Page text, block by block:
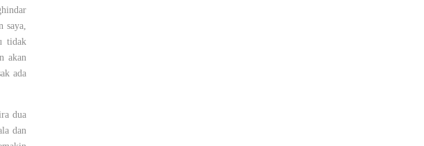
saya,
tidak
akan
ada
dua
dan